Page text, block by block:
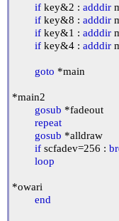
if key&2 : adddir
if key&8 : adddir
if key&1 : adddir
if key&4 : adddir
goto *main
*main2
gosub *fadeout
repeat
gosub *alldraw
if scfadev=256 :
loop
*owari
end